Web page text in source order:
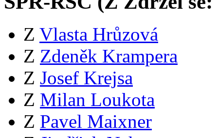
Z Vlasta Hrůzová
Z Zdeněk Krampera
Z Josef Krejsa
Z Milan Loukota
Z Pavel Maixner